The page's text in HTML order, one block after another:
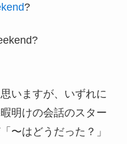
?
いますが、いずれに
明けの会話のスター
〜はどうだった？」